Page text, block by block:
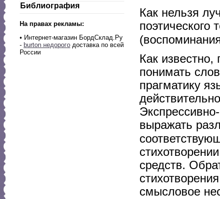
Библиография
На правах рекламы:
• Интернет-магазин БордСклад.Ру
- burton недорого доставка по всей
России
Как нельзя
поэтического
Как известно,
понимать
прагматику
выражать
средств.
смысловое